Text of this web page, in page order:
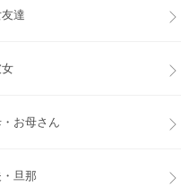
達
お母さん
・旦那